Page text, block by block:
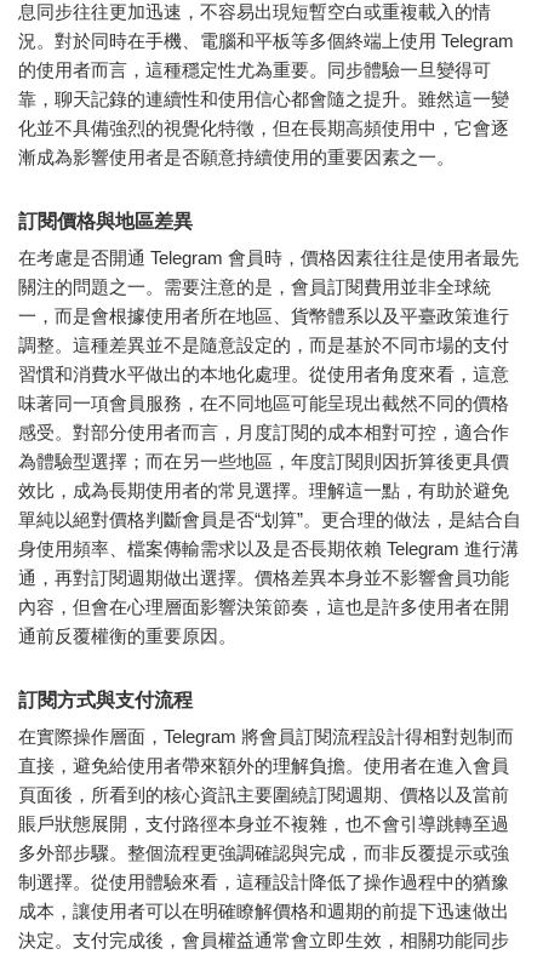
息同步往往更加迅速，不容易出現短暫空白或重複載入的情
況。對於同時在手機、電腦和平板等多個終端上使用 Telegram
的使用者而言，這種穩定性尤為重要。同步體驗一旦變得可
靠，聊天記錄的連續性和使用信心都會隨之提升。雖然這一變
化並不具備強烈的視覺化特徵，但在長期高頻使用中，它會逐
漸成為影響使用者是否願意持續使用的重要因素之一。
訂閱價格與地區差異
在考慮是否開通 Telegram 會員時，價格因素往往是使用者最先
關注的問題之一。需要注意的是，會員訂閱費用並非全球統
一，而是會根據使用者所在地區、貨幣體系以及平臺政策進行
調整。這種差異並不是隨意設定的，而是基於不同市場的支付
習慣和消費水平做出的本地化處理。從使用者角度來看，這意
味著同一項會員服務，在不同地區可能呈現出截然不同的價格
感受。對部分使用者而言，月度訂閱的成本相對可控，適合作
為體驗型選擇；而在另一些地區，年度訂閱則因折算後更具價
效比，成為長期使用者的常見選擇。理解這一點，有助於避免
單純以絕對價格判斷會員是否“划算”。更合理的做法，是結合自
身使用頻率、檔案傳輸需求以及是否長期依賴 Telegram 進行溝
通，再對訂閱週期做出選擇。價格差異本身並不影響會員功能
內容，但會在心理層面影響決策節奏，這也是許多使用者在開
通前反覆權衡的重要原因。
訂閱方式與支付流程
在實際操作層面，Telegram 將會員訂閱流程設計得相對剋制而
直接，避免給使用者帶來額外的理解負擔。使用者在進入會員
頁面後，所看到的核心資訊主要圍繞訂閱週期、價格以及當前
賬戶狀態展開，支付路徑本身並不複雜，也不會引導跳轉至過
多外部步驟。整個流程更強調確認與完成，而非反覆提示或強
制選擇。從使用體驗來看，這種設計降低了操作過程中的猶豫
成本，讓使用者可以在明確瞭解價格和週期的前提下迅速做出
決定。支付完成後，會員權益通常會立即生效，相關功能同步